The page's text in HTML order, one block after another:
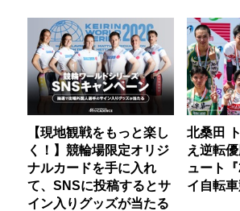
【現地観戦をもっと楽し
く！】競輪場限定オリジ
ナルカードを手に入れ
て、SNSに投稿するとサ
イン入りグッズが当たる
北桑田
え逆転
ュート
イ自転車